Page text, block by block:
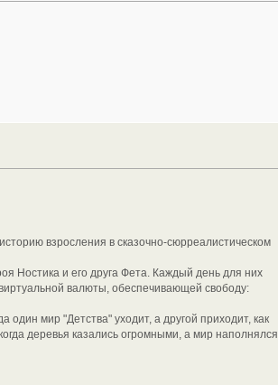
взросления в сказочно-сюрреалистическом
Ностика и его друга Фета. Каждый день для них
валюты, обеспечивающей свободу:
мир "Детства" уходит, а другой приходит, как
деревья казались огромными, а мир наполнялся